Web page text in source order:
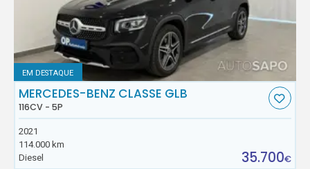
EM DESTAQUE
MERCEDES-BENZ CLASSE GLB
116CV - 5P
2021
114.000 km
Diesel
35.700€